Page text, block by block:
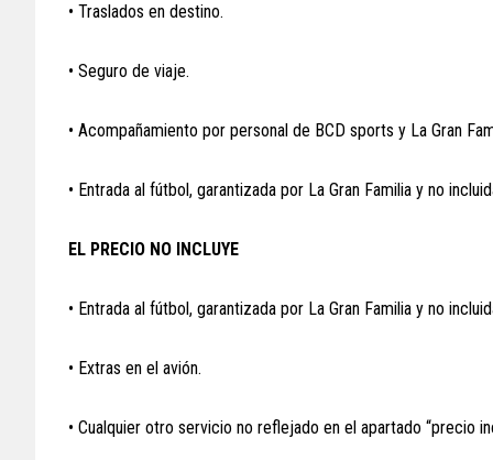
• Traslados en destino.
• Seguro de viaje.
• Acompañamiento por personal de BCD sports y La Gran
• Entrada al fútbol, garantizada por La Gran Familia y no
EL PRECIO NO INCLUYE
• Entrada al fútbol, garantizada por La Gran Familia y no
• Extras en el avión.
• Cualquier otro servicio no reflejado en el apartado “precio